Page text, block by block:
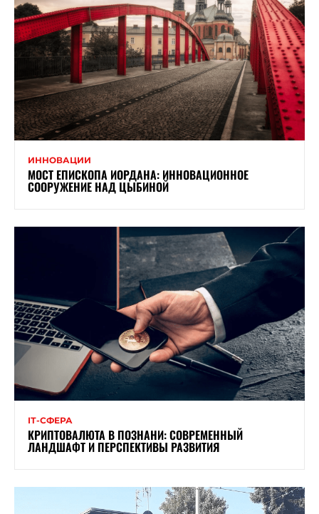
ИННОВАЦИИ
МОСТ ЕПИСКОПА ИОРДАНА: ИННОВАЦИОННОЕ
СООРУЖЕНИЕ НАД ЦЫБИНОЙ
ІТ-СФЕРА
КРИПТОВАЛЮТА В ПОЗНАНИ: СОВРЕМЕННЫЙ
ЛАНДШАФТ И ПЕРСПЕКТИВЫ РАЗВИТИЯ